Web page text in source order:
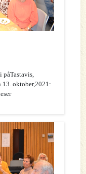
påTastavis,
13. oktober,2021: